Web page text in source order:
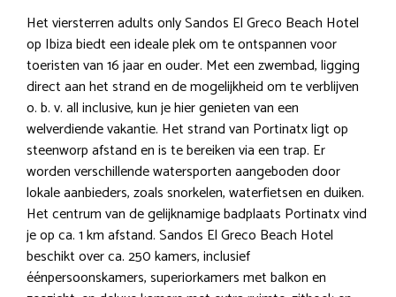
Het viersterren adults only Sandos El Greco Beach Hotel
op Ibiza biedt een ideale plek om te ontspannen voor
toeristen van 16 jaar en ouder. Met een zwembad, ligging
direct aan het strand en de mogelijkheid om te verblijven
o. b. v. all inclusive, kun je hier genieten van een
welverdiende vakantie. Het strand van Portinatx ligt op
steenworp afstand en is te bereiken via een trap. Er
worden verschillende watersporten aangeboden door
lokale aanbieders, zoals snorkelen, waterfietsen en duiken.
Het centrum van de gelijknamige badplaats Portinatx vind
je op ca. 1 km afstand. Sandos El Greco Beach Hotel
beschikt over ca. 250 kamers, inclusief
éénpersoonskamers, superiorkamers met balkon en